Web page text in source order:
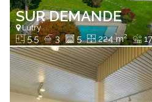
SUR DEMANDE
Lutry
5.5 3 5 224 m2